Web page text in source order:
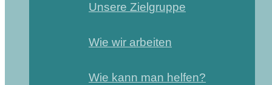
Unsere Zielgruppe
Wie wir arbeiten
Wie kann man helfen?